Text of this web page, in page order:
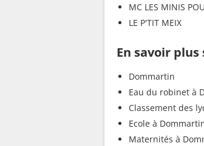
MC LES MINIS
LE P'TIT MEIX
En savoir
Dommartin
Eau du robinet à
Classement des
Ecole à
Maternités à